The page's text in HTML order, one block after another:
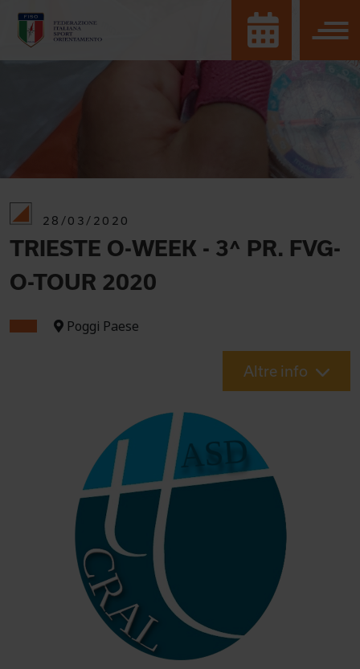
28/03/2020
TRIESTE O-WEEK - 3^ PR. FVG-
O-TOUR 2020
Poggi Paese
Altre info